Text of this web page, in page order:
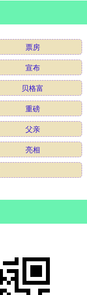
票房
宣布
贝格富
重磅
父亲
亮相